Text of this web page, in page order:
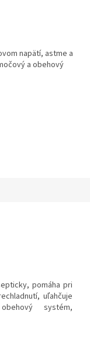
napätí, astme a
a obehový
pomáha pri
uľahčuje
systém,